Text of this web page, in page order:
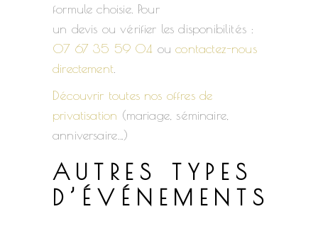
formule choisie. Pour
un devis ou vérifier les disponibilités :
07 67 35 59 04 oucontactez-nous
directement
Découvrir toutes nos offres de
privatisation (mariage, séminaire,
anniversaire…)
AUTRES TYPES
D’ÉVÉNEMENTS